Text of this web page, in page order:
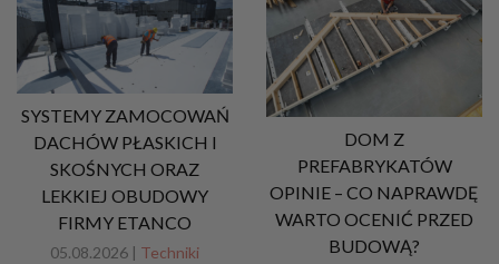
SYSTEMY ZAMOCOWAŃ
DACHÓW PŁASKICH I
SKOŚNYCH ORAZ
LEKKIEJ OBUDOWY
FIRMY ETANCO
05.08.2026 | Techniki
DOM Z
PREFABRYKATÓW
OPINIE – CO NAPRAWDĘ
WARTO OCENIĆ PRZED
BUDOWĄ?